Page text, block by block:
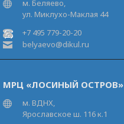
м. Беляево,
ул. Миклухо-Маклая 44
+7 495 779-20-20
belyaevo@dikul.ru
МРЦ «ЛОСИНЫЙ ОСТРОВ»
м. ВДНХ,
Ярославское ш. 116 к.1